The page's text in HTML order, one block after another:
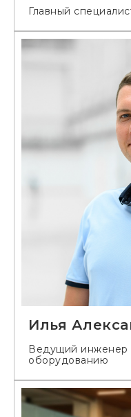
Главный
Илья
Ведущий инженер
оборудованию